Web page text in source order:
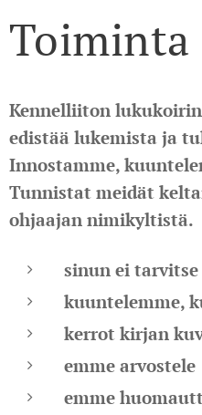
Toiminta
Kennelliiton
edistää lukemista ja
Innostamme,
Tunnistat meidät
ohjaajan nimikyltistä.
sinun ei
kuuntelemme,
kerrot kirjan
emme arvostele
emme